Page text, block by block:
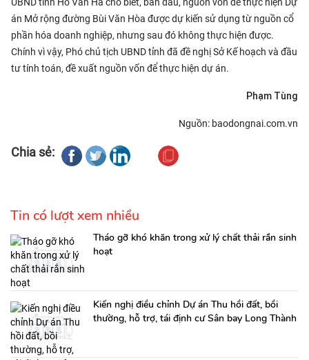
UBND tỉnh Hồ Văn Hà cho biết, ban đầu, nguồn vốn để thực hiện Dự
án Mở rộng đường Bùi Văn Hòa được dự kiến sử dụng từ nguồn cổ
phần hóa doanh nghiệp, nhưng sau đó không thực hiện được.
Chính vì vậy, Phó chủ tịch UBND tỉnh đã đề nghị Sở Kế hoạch và đầu
tư tính toán, đề xuất nguồn vốn để thực hiện dự án.
Phạm Tùng
Nguồn: baodongnai.com.vn
Chia sẻ:
Tin có lượt xem nhiều
Tháo gỡ khó khăn trong xử lý chất thải rắn sinh
hoạt
Kiến nghị điều chỉnh Dự án Thu hồi đất, bồi
thường, hỗ trợ, tái định cư Sân bay Long Thành